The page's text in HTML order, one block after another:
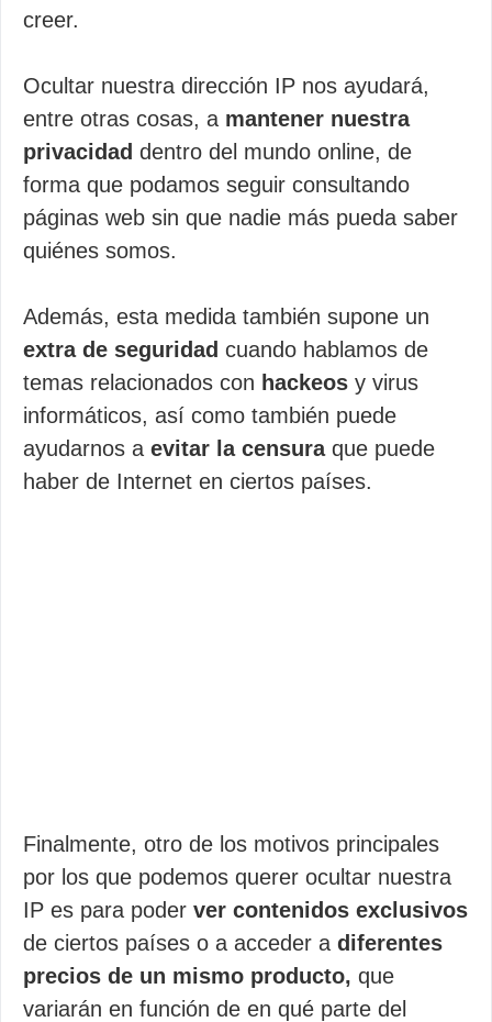
creer.
Ocultar nuestra dirección IP nos ayudará,
entre otras cosas, a mantener nuestra
privacidad dentro del mundo online, de
forma que podamos seguir consultando
páginas web sin que nadie más pueda saber
quiénes somos.
Además, esta medida también supone un
extra de seguridad cuando hablamos de
temas relacionados con hackeos y virus
informáticos, así como también puede
ayudarnos a evitar la censuraque puede
haber de Internet en ciertos países.
Finalmente, otro de los motivos principales
por los que podemos querer ocultar nuestra
IP es para poder ver contenidos exclusivos
de ciertos países o a acceder a diferentes
precios de un mismo producto, que
variarán en función de en qué parte del